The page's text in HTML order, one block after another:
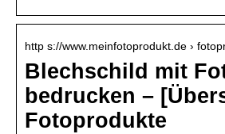
http s://www.meinfotoprodukt.de ›
Blechschild mit
bedrucken –
Fotoprodukte